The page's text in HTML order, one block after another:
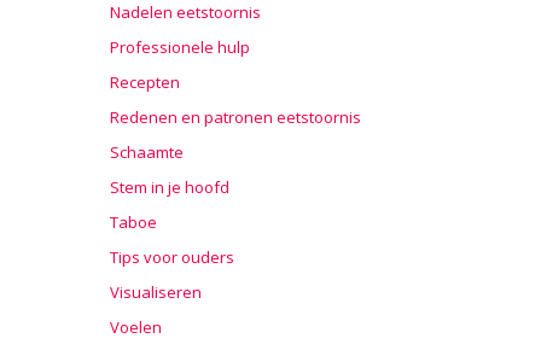
Nadelen eetstoornis
Professionele hulp
Recepten
Redenen en patronen eetstoornis
Schaamte
Stem in je hoofd
Taboe
Tips voor ouders
Visualiseren
Voelen